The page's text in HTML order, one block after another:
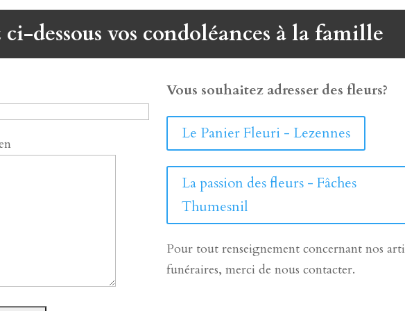
ci-dessous vos condoléances à la famille
Vous souhaitez adresser des fleurs?
Le Panier Fleuri - Lezennes
La passion des fleurs - Fâches
Thumesnil
Pour tout renseignement concernant nos
funéraires, merci de nous contacter.